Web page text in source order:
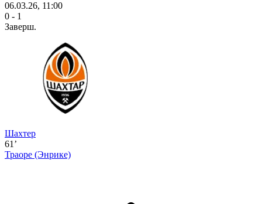
06.03.26, 11:00
0 - 1
Заверш.
Шахтер
61’
Траоре (Энрике)